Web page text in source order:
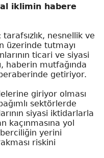
iklimin habere
nesnellik ve
üzerinde tutmayı
ticari ve siyasi
haberin mutfağında
getiriyor.
giriyor olması
sektörlerde
siyasi iktidarlarla
kaçınmasına yol
yerini
riskini